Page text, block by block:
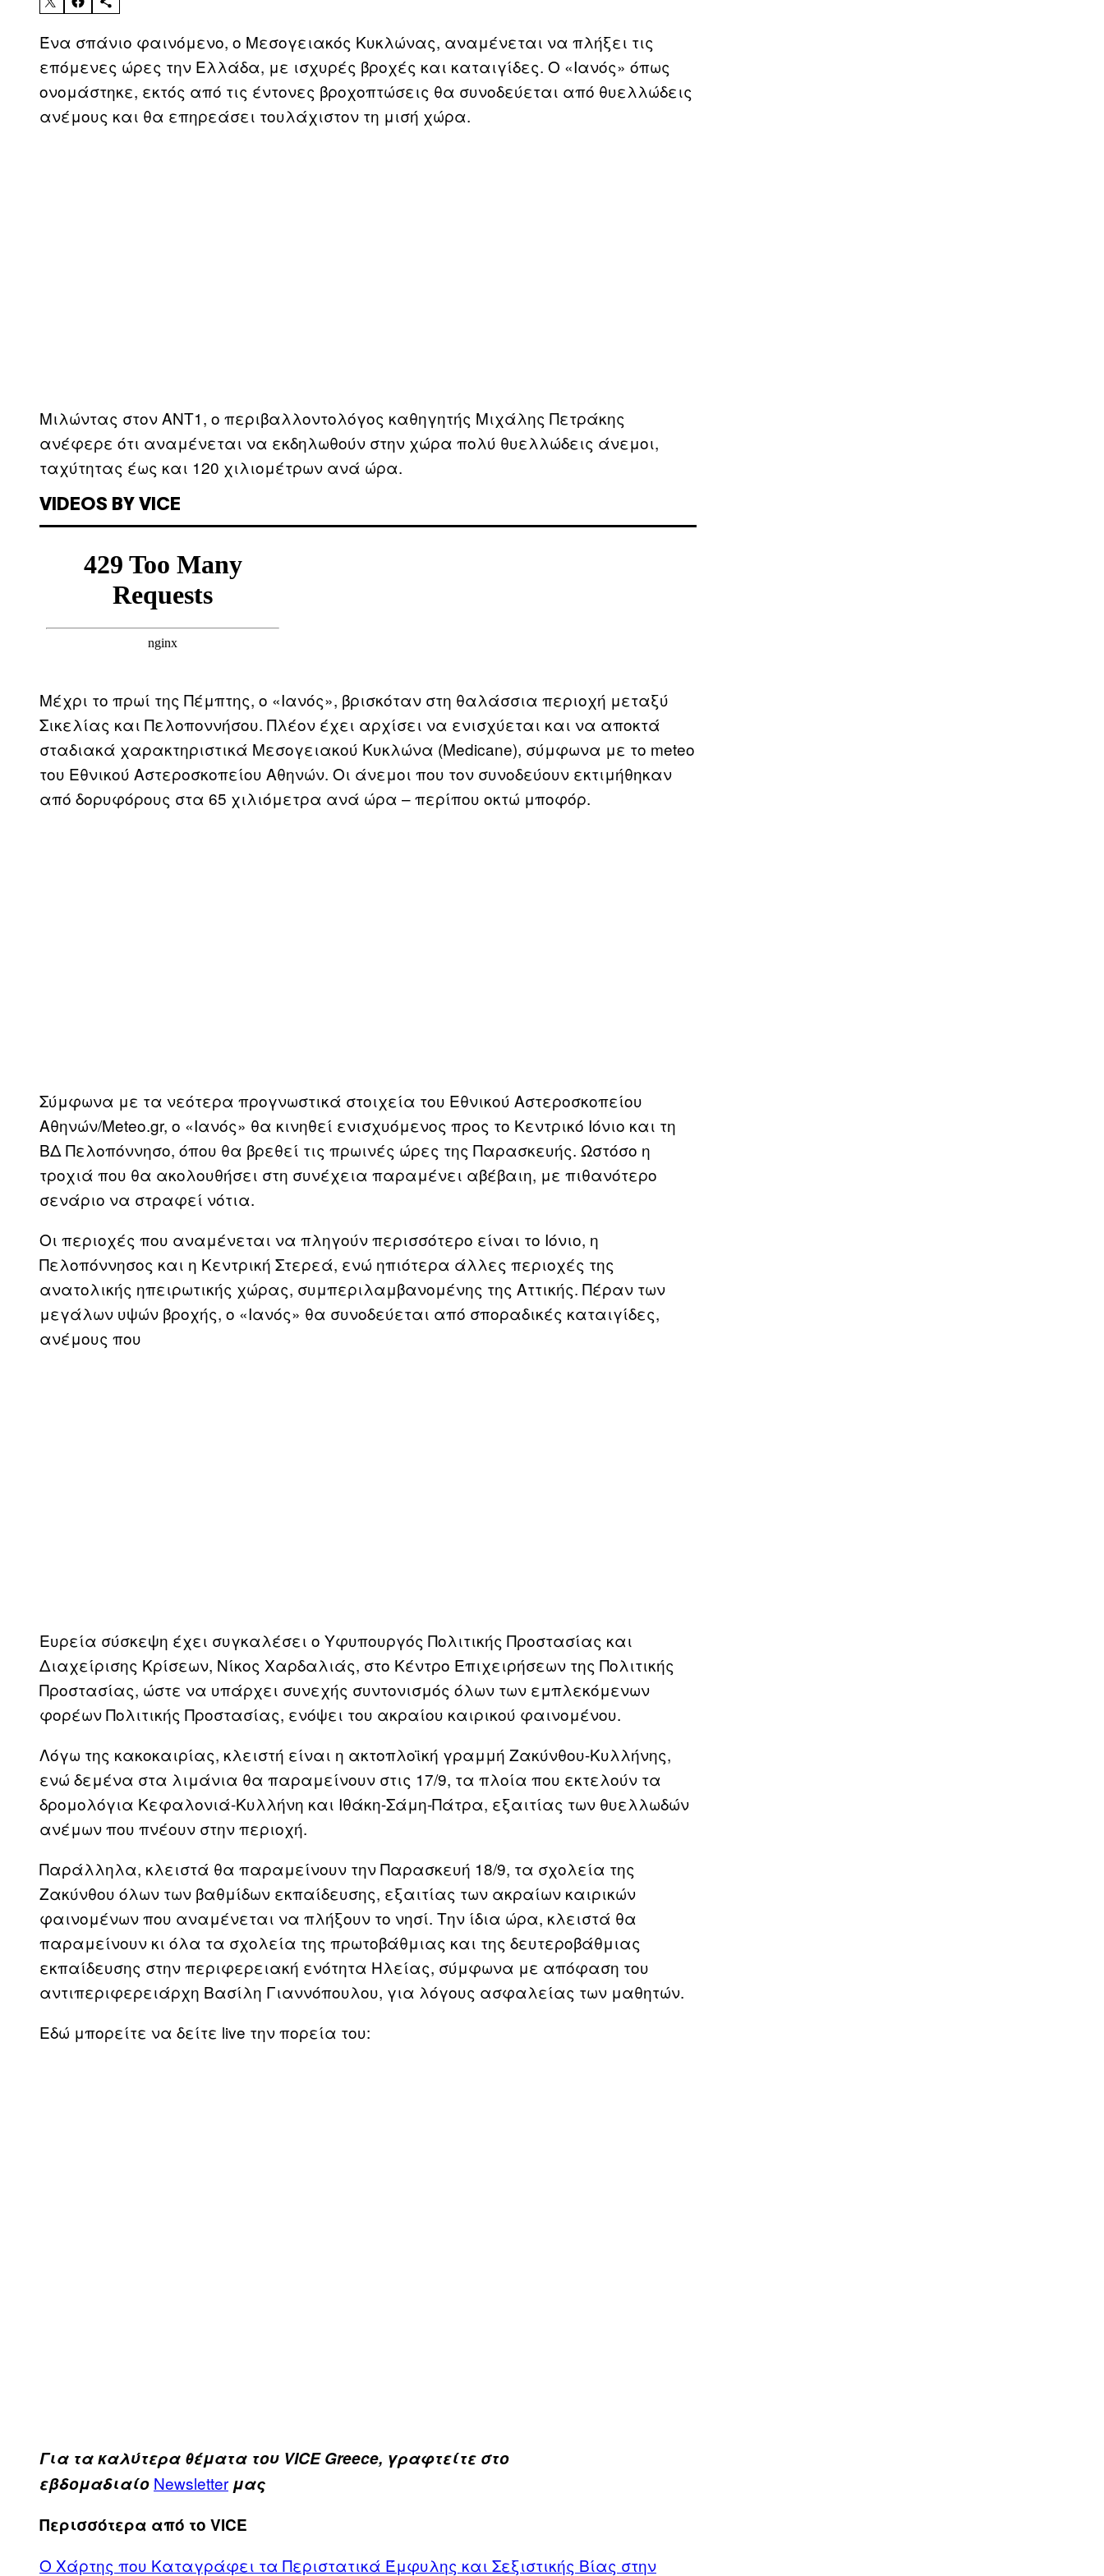
Ένα σπάνιο φαινόμενο, ο Μεσογειακός Κυκλώνας, αναμένεται να πλήξει τις
επόμενες ώρες την Ελλάδα, με ισχυρές βροχές και καταιγίδες. Ο «Ιανός» όπως
ονομάστηκε, εκτός από τις έντονες βροχοπτώσεις θα συνοδεύεται από θυελλώδεις
ανέμους και θα επηρεάσει τουλάχιστον τη μισή χώρα.
Μιλώντας στον ΑΝΤ1, ο περιβαλλοντολόγος καθηγητής Μιχάλης Πετράκης
ανέφερε ότι αναμένεται να εκδηλωθούν στην χώρα πολύ θυελλώδεις άνεμοι,
ταχύτητας έως και 120 χιλιομέτρων ανά ώρα.
VIDEOS BY VICE
Μέχρι το πρωί της Πέμπτης, ο «Ιανός», βρισκόταν στη θαλάσσια περιοχή μεταξύ
Σικελίας και Πελοποννήσου. Πλέον έχει αρχίσει να ενισχύεται και να αποκτά
σταδιακά χαρακτηριστικά Μεσογειακού Κυκλώνα (Medicane), σύμφωνα με το meteo
του Εθνικού Αστεροσκοπείου Αθηνών. Οι άνεμοι που τον συνοδεύουν εκτιμήθηκαν
από δορυφόρους στα 65 χιλιόμετρα ανά ώρα – περίπου οκτώ μποφόρ.
Σύμφωνα με τα νεότερα προγνωστικά στοιχεία του Εθνικού Αστεροσκοπείου
Αθηνών/Meteo.gr, ο «Ιανός» θα κινηθεί ενισχυόμενος προς το Κεντρικό Ιόνιο και τη
ΒΔ Πελοπόννησο, όπου θα βρεθεί τις πρωινές ώρες της Παρασκευής. Ωστόσο η
τροχιά που θα ακολουθήσει στη συνέχεια παραμένει αβέβαιη, με πιθανότερο
σενάριο να στραφεί νότια.
Οι περιοχές που αναμένεται να πληγούν περισσότερο είναι το Ιόνιο, η
Πελοπόννησος και η Κεντρική Στερεά, ενώ ηπιότερα άλλες περιοχές της
ανατολικής ηπειρωτικής χώρας, συμπεριλαμβανομένης της Αττικής. Πέραν των
μεγάλων υψών βροχής, ο «Ιανός» θα συνοδεύεται από σποραδικές καταιγίδες,
ανέμους που
Eυρεία σύσκεψη έχει συγκαλέσει ο Υφυπουργός Πολιτικής Προστασίας και
Διαχείρισης Κρίσεων, Νίκος Χαρδαλιάς, στο Κέντρο Επιχειρήσεων της Πολιτικής
Προστασίας, ώστε να υπάρχει συνεχής συντονισμός όλων των εμπλεκόμενων
φορέων Πολιτικής Προστασίας, ενόψει του ακραίου καιρικού φαινομένου.
Λόγω της κακοκαιρίας, κλειστή είναι η ακτοπλοϊκή γραμμή Ζακύνθου-Κυλλήνης,
ενώ δεμένα στα λιμάνια θα παραμείνουν στις 17/9, τα πλοία που εκτελούν τα
δρομολόγια Κεφαλονιά-Κυλλήνη και Ιθάκη-Σάμη-Πάτρα, εξαιτίας των θυελλωδών
ανέμων που πνέουν στην περιοχή.
Παράλληλα, κλειστά θα παραμείνουν την Παρασκευή 18/9, τα σχολεία της
Ζακύνθου όλων των βαθμίδων εκπαίδευσης, εξαιτίας των ακραίων καιρικών
φαινομένων που αναμένεται να πλήξουν το νησί. Την ίδια ώρα, κλειστά θα
παραμείνουν κι όλα τα σχολεία της πρωτοβάθμιας και της δευτεροβάθμιας
εκπαίδευσης στην περιφερειακή ενότητα Ηλείας, σύμφωνα με απόφαση του
αντιπεριφερειάρχη Βασίλη Γιαννόπουλου, για λόγους ασφαλείας των μαθητών.
Εδώ μπορείτε να δείτε live την πορεία του:
Για τα καλύτερα θέματα του VICE Greece, γραφτείτε στο
εβδομαδιαίο Newsletter μας
Περισσότερα από το VICE
Ο Χάρτης που Καταγράφει τα Περιστατικά Έμφυλης και Σεξιστικής Βίας στην